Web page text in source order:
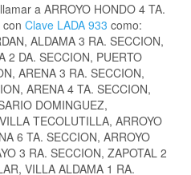
a ARROYO HONDO 4 TA.
Clave LADA 933 como:
ALDAMA 3 RA. SECCION,
2 DA. SECCION, PUERTO
ARENA 3 RA. SECCION,
ARENA 4 TA. SECCION,
DOMINGUEZ,
TECOLUTILLA, ARROYO
6 TA. SECCION, ARROYO
3 RA. SECCION, ZAPOTAL 2
VILLA ALDAMA 1 RA.